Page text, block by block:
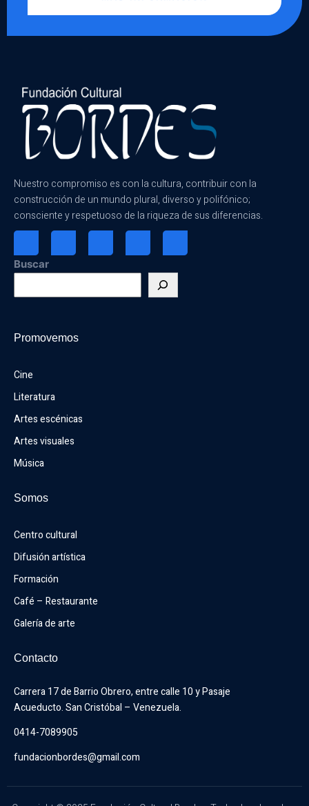
Nuestro compromiso es con la cultura, contribuir con la
construcción de un mundo plural, diverso y polifónico;
consciente y respetuoso de la riqueza de sus diferencias.
Buscar
Promovemos
Cine
Literatura
Artes escénicas
Artes visuales
Música
Somos
Centro cultural
Difusión artística
Formación
Café – Restaurante
Galería de arte
Contacto
Carrera 17 de Barrio Obrero, entre calle 10 y Pasaje
Acueducto. San Cristóbal – Venezuela.
0414-7089905
fundacionbordes@gmail.com